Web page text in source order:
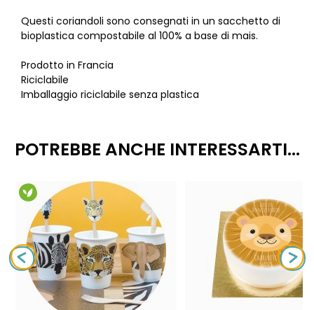
Questi coriandoli sono consegnati in un sacchetto di
bioplastica compostabile al 100% a base di mais.
Prodotto in Francia
Riciclabile
Imballaggio riciclabile senza plastica
POTREBBE ANCHE INTERESSARTI...